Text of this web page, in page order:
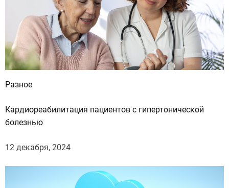
Разное
Кардиореабилитация пациентов с гипертонической
болезнью
12 декабря, 2024